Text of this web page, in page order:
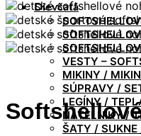
Dievčatá
VESTY –
MIKINY /
SÚPRAVY /
LEGÍNY /
NÁTELNÍKY /
ŠATY / SUKNE